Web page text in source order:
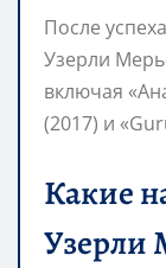
После
Узерли
включая
(2017) и
Какие
Узерли